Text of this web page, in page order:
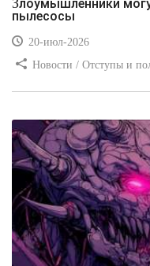
пылесосы
20-июл-2026
Новости / Отступы и